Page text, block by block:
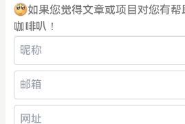
如果您觉得文章或项目对您有
咖啡叭！